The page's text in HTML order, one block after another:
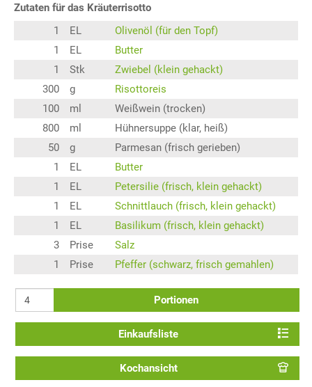
Zutaten für das Kräuterrisotto
1
EL
Olivenöl (für den Topf)
1
EL
Butter
1
Stk
Zwiebel (klein gehackt)
300
g
Risottoreis
100
ml
Weißwein (trocken)
800
ml
Hühnersuppe (klar, heiß)
50
g
Parmesan (frisch gerieben)
1
EL
Butter
1
EL
Petersilie (frisch, klein gehackt)
1
EL
Schnittlauch (frisch, klein gehackt)
1
EL
Basilikum (frisch, klein gehackt)
3
Prise
Salz
1
Prise Pfeffer (schwarz, frisch gemahlen)
Portionen
Einkaufsliste
Kochansicht